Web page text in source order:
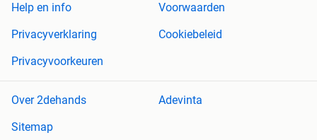
Help en info
Voorwaarden
Privacyverklaring
Cookiebeleid
Privacyvoorkeuren
Over 2dehands
Adevinta
Sitemap